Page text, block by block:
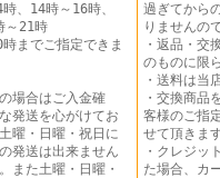
、14時～16時、
～21時
までご指定できま
場合はご入金確
発送を心がけてお
曜・日曜・祝日に
発送は出来ません
また土曜・日曜・
過ぎてから
りませんの
・返品・交
のものに限
・送料は当
・交換商品
客様のご指
せて頂きます
・クレジッ
た場合、カ